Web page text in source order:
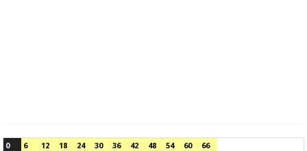
0 6 12 18 24 30 36 42 48 54 60
66